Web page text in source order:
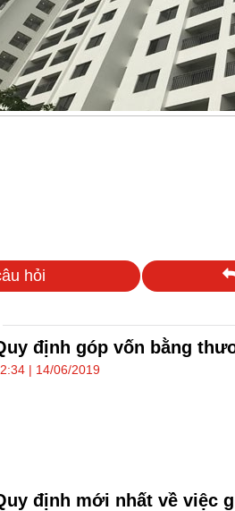
hỏi
định góp vốn bằng
| 14/06/2019
định mới nhất về việc